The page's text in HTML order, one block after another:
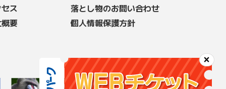
×
ス
要
落とし物のお問い合わせ
個人情報保護方針